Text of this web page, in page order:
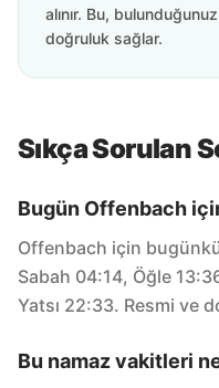
alınır. Bu,
doğruluk sağlar.
Sıkça Sorulan
Bugün Offenbach
Offenbach için
Sabah 04:14, Öğle
Yatsı 22:33. Resmi ve
Bu namaz vakitleri